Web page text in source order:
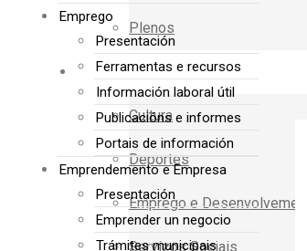
Plenos
DEPARTAMENTOS
Cultura
Deportes
Emprego e
Servizos Sociais
Emprego
Presentación
Ferramentas e recursos
Información laboral útil
Publicacións e informes
Portais de información
Emprendemento e Empresa
Presentación
Emprender un negocio
Trámites municipais